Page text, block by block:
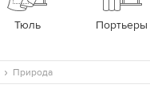
Тюль Портьеры
Природа